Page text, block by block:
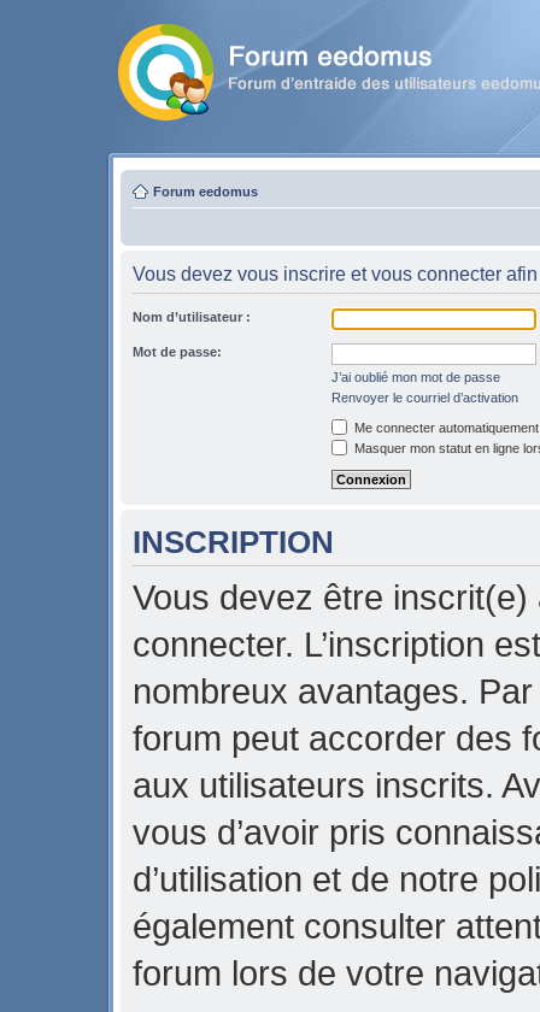
Forum eedomus
Vous devez vous inscrire et vous connecter
Nom d’utilisateur :
Mot de passe:
J’ai oublié mon mot de passe
Renvoyer le courriel d’activation
Me connecter
Masquer mon statut en ligne
INSCRIPTION
Vous devez être
connecter. L’inscription
nombreux avantages.
forum peut accorder des
aux utilisateurs inscrits.
vous d’avoir pris
d’utilisation et de notre
également consulter
forum lors de votre